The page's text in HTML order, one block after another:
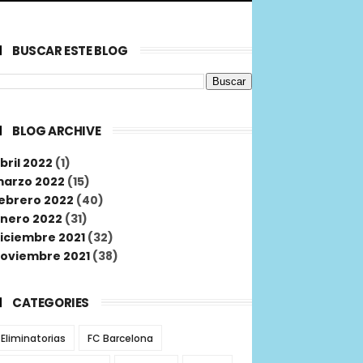
BUSCAR ESTE BLOG
BLOG ARCHIVE
2022 (1)
2022 (15)
2022 (40)
2022 (31)
2021 (32)
2021 (38)
CATEGORIES
Eliminatorias FC Barcelona